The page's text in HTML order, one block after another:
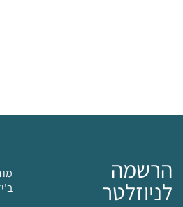
הרשמה
לניוזלטר